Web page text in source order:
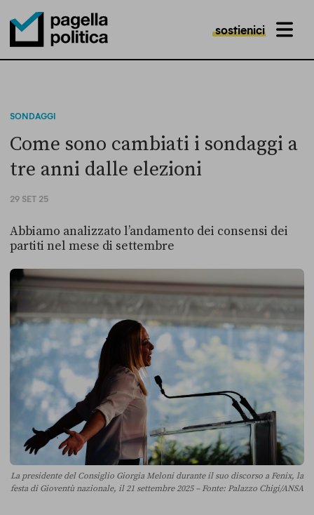
Pagella Politica Logo
sostienici MENU
SONDAGGI
Come sono cambiati i sondaggi a
tre anni dalle elezioni
29 SET 25
Abbiamo analizzato l’andamento dei consensi dei
partiti nel mese di settembre
La presidente del Consiglio Giorgia Meloni durante il suo discorso a Fenix, la
festa di Gioventù nazionale, il 21 settembre 2025 – Fonte: Palazzo Chigi/ANSA